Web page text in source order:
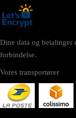
Dine data og betalinger
forbindelse.
Vores transportører